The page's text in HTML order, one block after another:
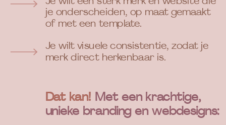
Dat kan! Met een krachtige,
unieke branding en webdesigns:
je onderscheiden, op maat gemaakt
of met een template.
Je wilt visuele consistentie, zodat je
merk direct herkenbaar is.
Dat kan!